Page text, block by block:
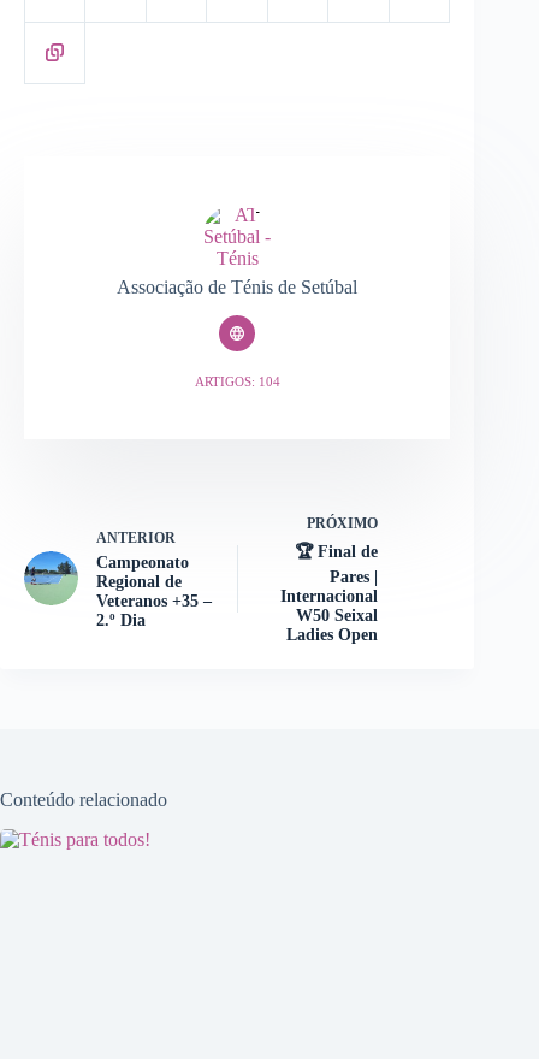
Associação de Ténis de Setúbal
ARTIGOS: 104
ANTERIOR
Campeonato
Regional de
Veteranos +35 –
2.º Dia
PRÓXIMO
🏆 Final de
Pares |
Internacional
W50 Seixal
Ladies Open
Conteúdo relacionado